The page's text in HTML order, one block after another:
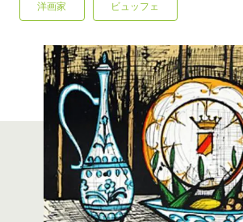
洋画家 ビュッフェ